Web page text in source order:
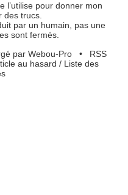
l’utilise pour donner mon
des trucs.
par un humain, pas une
sont fermés.
par Webou-Pro• RSS
au hasard / Liste des